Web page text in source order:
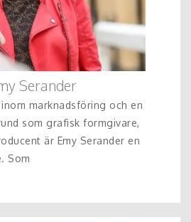
Serander
marknadsföring och en
som grafisk formgivare,
är Emy Serander en
Som